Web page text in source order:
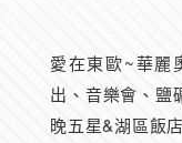
愛在東歐~華麗
出、音樂會、鹽
晚五星&湖區飯店